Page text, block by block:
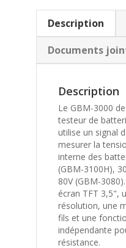
Description
Documents
Description
Le GBM-3000 de
testeur de
utilise un signal
mesurer la
interne des
(GBM-3100H),
80V (GBM-
écran TFT 3,5",
résolution, une
fils et une
indépendante
résistance.